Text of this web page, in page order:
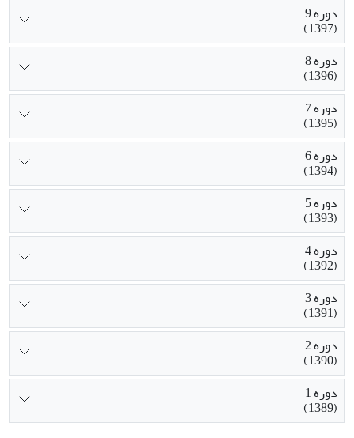
دوره 9
(1397)
دوره 8
(1396)
دوره 7
(1395)
دوره 6
(1394)
دوره 5
(1393)
دوره 4
(1392)
دوره 3
(1391)
دوره 2
(1390)
دوره 1
(1389)